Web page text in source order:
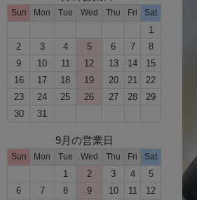
Sun Mon Tue Wed Thu Fri Sat
1
2
3 4 5 6 7
8
9
10 11 12 13 14
15
16
17 18 19 20 21
22
23
24 25 26 27 28
29
30
31
9月の営業日
Sun Mon Tue Wed Thu Fri Sat
1 2 3 4
5
6
7 8 9 10 11
12